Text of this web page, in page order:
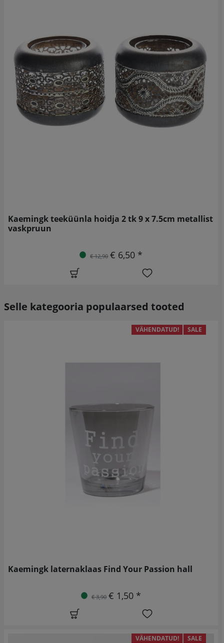
Kaemingk teeküünla hoidja 2 tk 9 x 7.5cm metallist
vaskpruun
€ 12,90 € 6,50 *
Selle kategooria populaarsed tooted
VÄHENDATUD! SALE
Kaemingk laternaklaas Find Your Passion hall
€ 3,90 € 1,50 *
VÄHENDATUD! SALE